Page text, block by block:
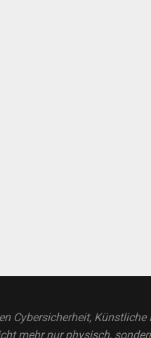
Cybersicherheit, Künstliche
mehr nur physisch,